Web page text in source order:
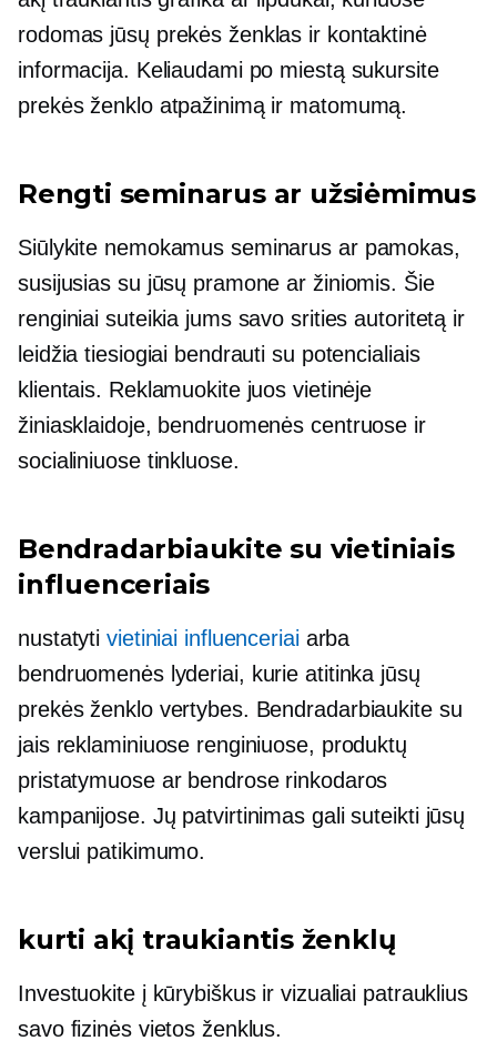
rodomas jūsų prekės ženklas ir kontaktinė
informacija. Keliaudami po miestą sukursite
prekės ženklo atpažinimą ir matomumą.
Rengti seminarus ar užsiėmimus
Siūlykite nemokamus seminarus ar pamokas,
susijusias su jūsų pramone ar žiniomis. Šie
renginiai suteikia jums savo srities autoritetą ir
leidžia tiesiogiai bendrauti su potencialiais
klientais. Reklamuokite juos vietinėje
žiniasklaidoje, bendruomenės centruose ir
socialiniuose tinkluose.
Bendradarbiaukite su vietiniais
influenceriais
nustatytivietiniai influenceriaiarba
bendruomenės lyderiai, kurie atitinka jūsų
prekės ženklo vertybes. Bendradarbiaukite su
jais reklaminiuose renginiuose, produktų
pristatymuose ar bendrose rinkodaros
kampanijose. Jų patvirtinimas gali suteikti jūsų
verslui patikimumo.
kurti akį traukiantisženklų
Investuokite į kūrybiškus ir vizualiai patrauklius
savo fizinės vietos ženklus.